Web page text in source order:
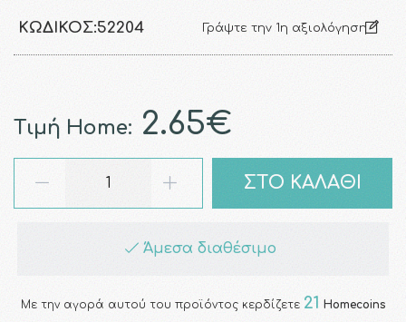
ΚΩΔΙΚΌΣ:52204 Γράψτε την 1η αξιολόγηση
Τιμή Home: 2.65€
ΣΤΟ ΚΑΛΑΘΙ
Άμεσα διαθέσιμο
Με την αγορά αυτού του προϊόντος κερδίζετε 21 Homecoins